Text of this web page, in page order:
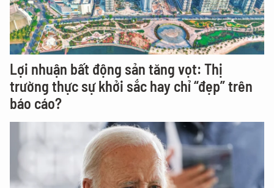
Lợi nhuận bất động sản tăng vọt: Thị
trường thực sự khởi sắc hay chỉ “đẹp” trên
báo cáo?